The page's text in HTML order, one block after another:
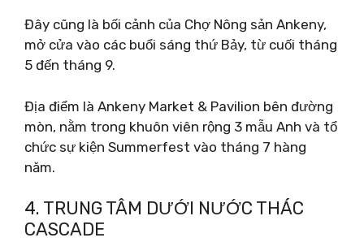
Đây cũng là bối cảnh của Chợ Nông sản Ankeny,
mở cửa vào các buổi sáng thứ Bảy, từ cuối tháng
5 đến tháng 9.
Địa điểm là Ankeny Market & Pavilion bên đường
mòn, nằm trong khuôn viên rộng 3 mẫu Anh và tổ
chức sự kiện Summerfest vào tháng 7 hàng
năm.
4. TRUNG TÂM DƯỚI NƯỚC THÁC
CASCADE